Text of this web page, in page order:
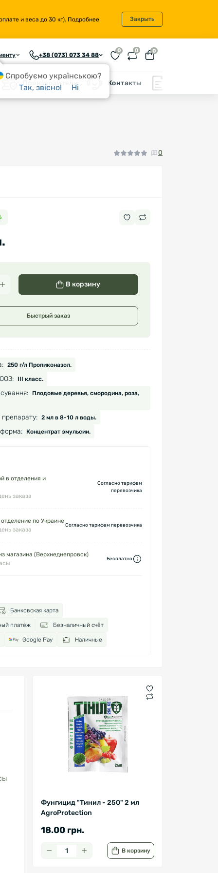
и веса до 30 кг). Подробнее Закрыть
+38 (073) 073 34 88
0 0 0
Производители Контакты
0
В корзину
Быстрый заказ
250 г/л Пропиконазол.
ІІІ класс.
Плодовые деревья, смородина, роза,
2 мл в 8-10 л воды.
Концентрат эмульсии.
в отделения и
заказа
Согласно тарифам
перевозчика
по Украине
заказа
Согласно тарифам перевозчика
магазина (Верхнеднепровск)
Бесплатно
Банковская карта
платёж Безналичный счёт
Google Pay Наличные
Фунгицид "Тинил - 250" 2 мл
AgroProtection
18.00 грн.
В корзину
Спробуємо українською?
Так, звісно!
Ні